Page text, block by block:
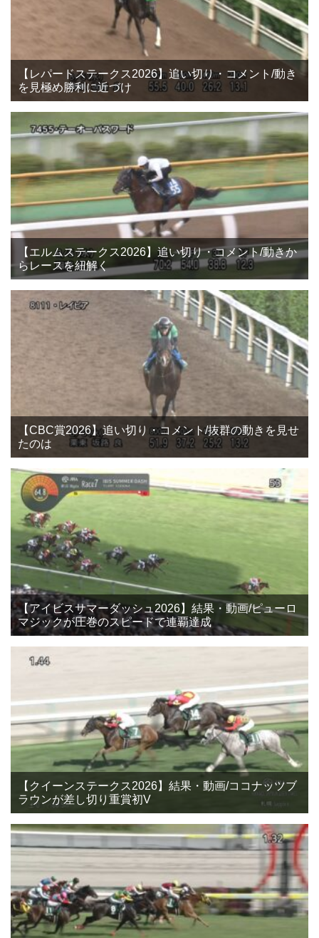
【レパードステークス2026】追い切り・コメント/動き
を見極め勝利に近づけ
【エルムステークス2026】追い切り・コメント/動きか
らレースを紐解く
【CBC賞2026】追い切り・コメント/抜群の動きを見せ
たのは
【アイビスサマーダッシュ2026】結果・動画/ピューロ
マジックが圧巻のスピードで連覇達成
【クイーンステークス2026】結果・動画/ココナッツブ
ラウンが差し切り重賞初V